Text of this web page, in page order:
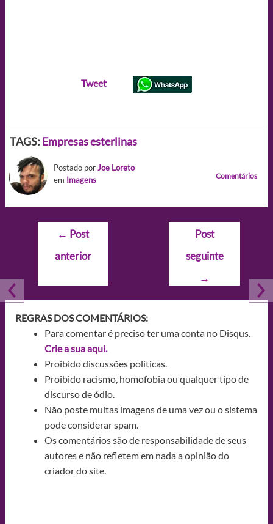
Tweet
TAGS: Empresas esterlinas
Postado porJoe Loreto
em Imagens Comentários
Navegação
Post
← Post
anterior
Post
seguinte
→
REGRAS DOS COMENTÁRIOS:
Para comentar é preciso ter uma conta no Disqus.
Crie a sua aqui.
Proibido discussões políticas.
Proibido racismo, homofobia ou qualquer tipo de
discurso de ódio.
Não poste muitas imagens de uma vez ou o sistema
pode considerar spam.
Os comentários são de responsabilidade de seus
autores e não refletem em nada a opinião do
criador do site.